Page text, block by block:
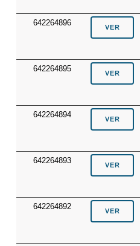
642264896
642264895
642264894
642264893
642264892